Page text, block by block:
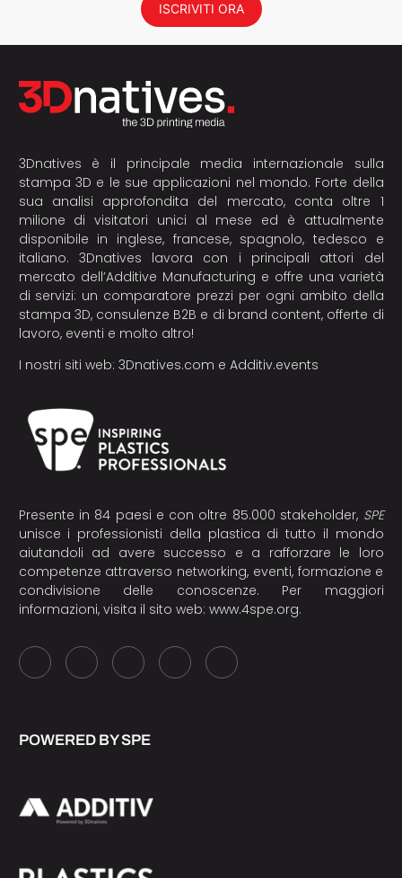
ISCRIVITI ORA
3Dnatives è il principale media internazionale sulla
stampa 3D e le sue applicazioni nel mondo. Forte della
sua analisi approfondita del mercato, conta oltre 1
milione di visitatori unici al mese ed è attualmente
disponibile in inglese, francese, spagnolo, tedesco e
italiano. 3Dnatives lavora con i principali attori del
mercato dell’Additive Manufacturing e offre una varietà
di servizi: un comparatore prezzi per ogni ambito della
stampa 3D, consulenze B2B e di brand content, offerte di
lavoro, eventi e molto altro!
I nostri siti web: 3Dnatives.com e Additiv.events
Presente in 84 paesi e con oltre 85.000 stakeholder, SPE
unisce i professionisti della plastica di tutto il mondo
aiutandoli ad avere successo e a rafforzare le loro
competenze attraverso networking, eventi, formazione e
condivisione delle conoscenze. Per maggiori
informazioni, visita il sito web: www.4spe.org.
POWERED BY SPE